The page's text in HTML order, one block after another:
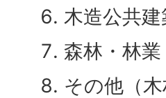
木造公共
森林・林
その他（